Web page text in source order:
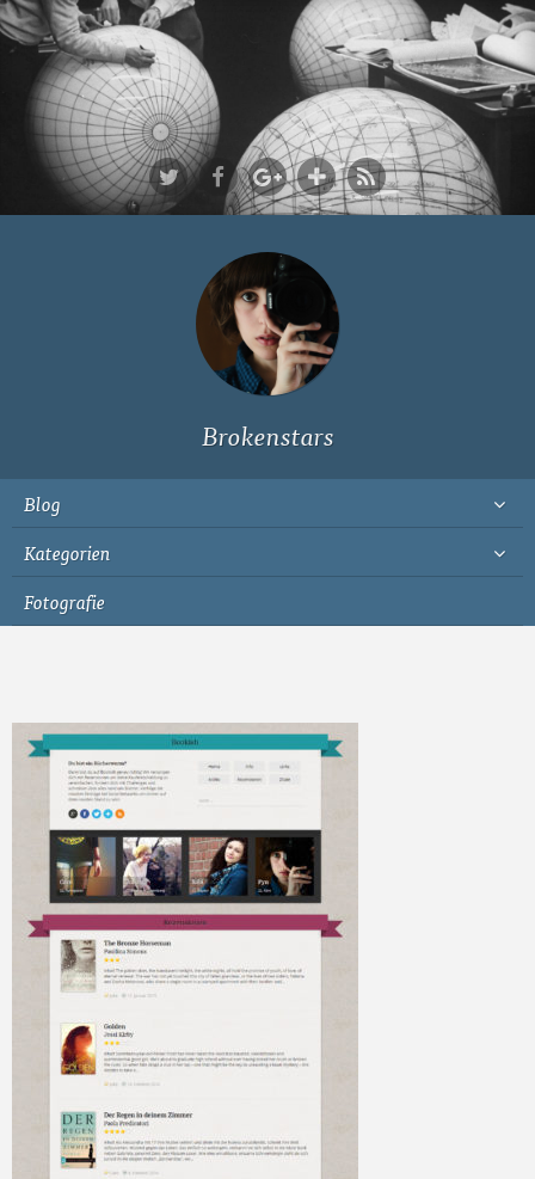
Ich bin Fyn,
23, und
wohne in
Köln
Brokenstars
Blog
Kategorien
Fotografie